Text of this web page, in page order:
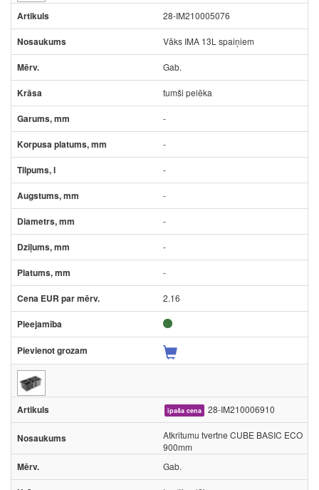
28-IM210005076
Vāks IMA 13L spaiņiem
Gab.
tumši pelēka
-
-
-
-
-
-
-
2.16
īpaša cena 28-IM210006910
Atkritumu tvertne CUBE BASIC ECO
900mm
Gab.